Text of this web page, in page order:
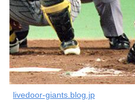
livedoor-giants.blog.jp